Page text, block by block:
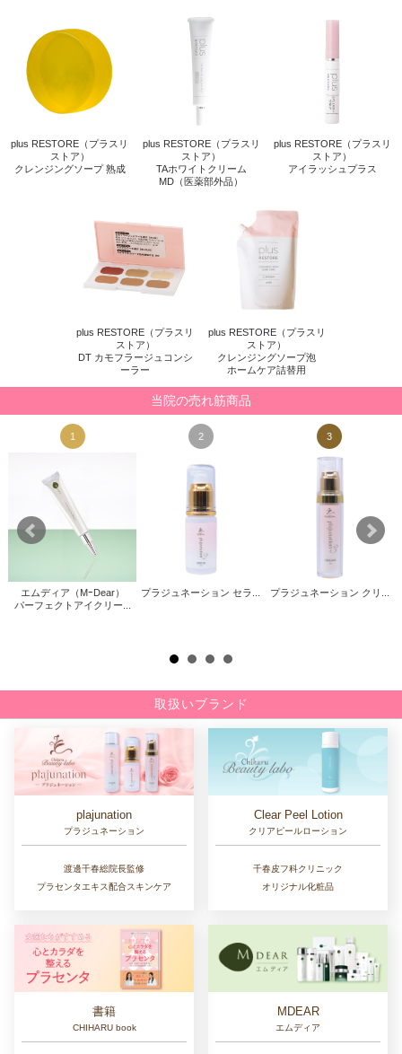
plus RESTORE（プラスリ
ストア）
クレンジングソープ 熟成
plus RESTORE（プラスリ
ストア）
TAホワイトクリーム
MD（医薬部外品）
plus RESTORE（プラスリ
ストア）
アイラッシュプラス
plus RESTORE（プラスリ
ストア）
DT カモフラージュコンシ
ーラー
plus RESTORE（プラスリ
ストア）
クレンジングソープ泡
ホームケア詰替用
当院の売れ筋商品
1
エムディア（MｰDear）
パーフェクトアイクリー...
2
プラジュネーション セラ...
3
プラジュネーション クリ...
取扱いブランド
plajunation
プラジュネーション
渡邊千春総院長監修
プラセンタエキス配合スキンケア
Clear Peel Lotion
クリアピールローション
千春皮フ科クリニック
オリジナル化粧品
書籍
CHIHARU book
MDEAR
エムディア